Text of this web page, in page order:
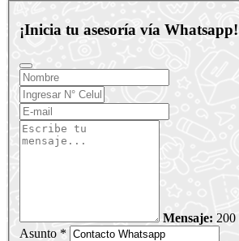
¡Inicia tu asesoría vía Whatsapp!
Mensaje: 200
Asunto *